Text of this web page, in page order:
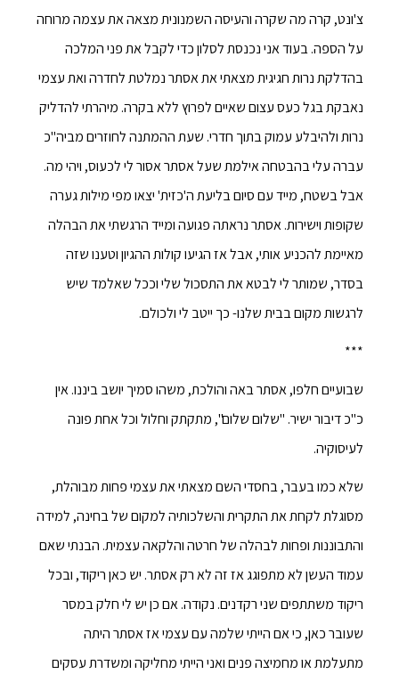
צ'ונט, קרה מה שקרה והעיסה השמנונית מצאה את עצמה מרוחה
על הספה. בעוד אני נכנסת לסלון כדי לקבל את פני המלכה
בהדלקת נרות חגיגית מצאתי את אסתר נמלטת לחדרה ואת עצמי
נאבקת בגל כעס עצום שאיים לפרוץ ללא בקרה. מיהרתי להדליק
נרות ולהיבלע עמוק בתוך חדרי. שעת ההמתנה לחוזרים מביה"כ
עברה עלי בהבטחה אילמת שעל אסתר אסור לי לכעוס, ויהי מה.
אבל בשטח, מייד עם סיום בליעת ה'כזית' יצאו מפי מילות גערה
שקופות וישירות. אסתר נראתה פגועה ומייד הרגשתי את הבהלה
מאיימת להכניע אותי, אבל אז הגיעו קולות ההגיון וטענו שזה
בסדר, שמותר לי לבטא את התסכול שלי וככל שאלמד שיש
לרגשות מקום בבית שלנו- כך ייטב לי ולכולם.
***
שבועיים חלפו, אסתר באה והולכת, משהו סמיך יושב ביננו. אין
כ"כ דיבור ישיר. "שלום שלום", מתקתק וחלול וכל אחת פונה
לעיסוקיה.
שלא כמו בעבר, בחסדי השם מצאתי את עצמי פחות מבוהלת,
מסוגלת לקחת את התקרית והשלכותיה למקום של בחינה, למידה
והתבוננות ופחות לבהלה של חרטה והלקאה עצמית. הבנתי שאם
עמוד העשן לא מתפוגג אז זה לא רק אסתר. יש כאן ריקוד, ובכל
ריקוד משתתפים שני רקדנים. נקודה. אם כן יש לי חלק במסר
שעובר כאן, כי אם הייתי שלמה עם עצמי אז אסתר היתה
מתעלמת או מחמיצה פנים ואני הייתי מחליקה ומשדרת עסקים